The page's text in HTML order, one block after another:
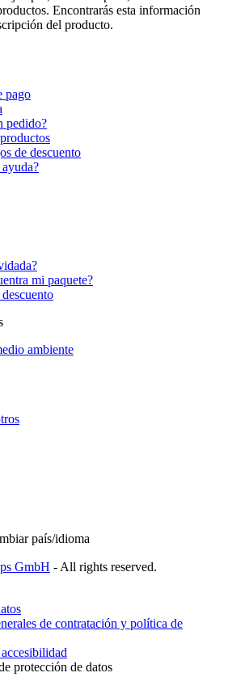
Encontrarás esta información
del producto.
pago
pedido?
de descuento
ayuda?
mi paquete?
ambiente
país/idioma
GmbH - All rights reserved.
de contratación y política de
protección de datos